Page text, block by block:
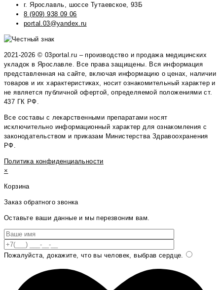
г. Ярославль, шоссе Тутаевское, 93Б
8 (909) 938 09 06
portal.03@yandex.ru
2021-2026 © 03portal.ru – производство и продажа медицинских
укладок в Ярославле. Все права защищены. Вся информация
представленная на сайте, включая информацию о ценах, наличии
товаров и их характеристиках, носит ознакомительный характер и
не является публичной офертой, определяемой положениями ст.
437 ГК РФ.
Все составы с лекарственными препаратами носят
исключительно информационный характер для ознакомления с
законодательством и приказам Министерства Здравоохранения
РФ.
Политика конфиденциальности
×
Корзина
Заказ обратного звонка
Оставьте ваши данные и мы перезвоним вам.
Пожалуйста, докажите, что вы человек, выбрав сердце.